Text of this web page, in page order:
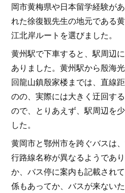
岡市黄梅県や日本留学経験が
れた徐復観先生の地元である
江北岸ルートを選びました。
黄州駅で下車すると、駅周辺
ありました。黄州駅から殷海
回龍山鎮殷家楼までは、直線
のの、実際には大きく迂回す
ので、とりあえず、駅周辺を
した。
黄岡市と鄂州市を跨ぐバスは
行路線名称が異なるようであ
か、バス停に案内も記載され
係もあってか、バスが来ない